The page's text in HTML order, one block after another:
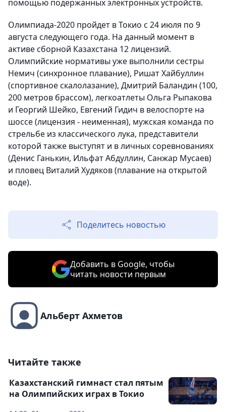
помощью подержанных электронных устройств.
Олимпиада-2020 пройдет в Токио с 24 июля по 9
августа следующего года. На данный момент в
активе сборной Казахстана 12 лицензий.
Олимпийские нормативы уже выполнили сестры
Немич (синхронное плавание), Ришат Хайбуллин
(спортивное скалолазание), Дмитрий Баландин (100,
200 метров брассом), легкоатлеты Ольга Рыпакова
и Георгий Шейко, Евгений Гидич в велоспорте на
шоссе (лицензия - неименная), мужская команда по
стрельбе из классического лука, представители
которой также выступят и в личных соревнованиях
(Денис Ганькин, Ильфат Абдуллин, Санжар Мусаев)
и пловец Виталий Худяков (плавание на открытой
воде).
Поделитесь новостью
Добавить в Google, чтобы
читать новости первым
Альберт Ахметов
Читайте также
Казахстанский гимнаст стал пятым
на Олимпийских играх в Токио